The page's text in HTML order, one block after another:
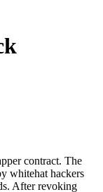
contract. The
whitehat hackers
After revoking